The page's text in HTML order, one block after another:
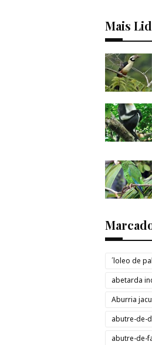
Mais
´loleo de
abetarda
Aburria
abutre-de-
abutre-de-